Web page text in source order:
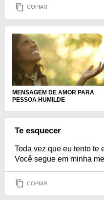
COPIAR
MENSAGEM DE AMOR PARA
PESSOA HUMILDE
Te esquecer
Toda vez que eu tento te
Você segue em minha
COPIAR